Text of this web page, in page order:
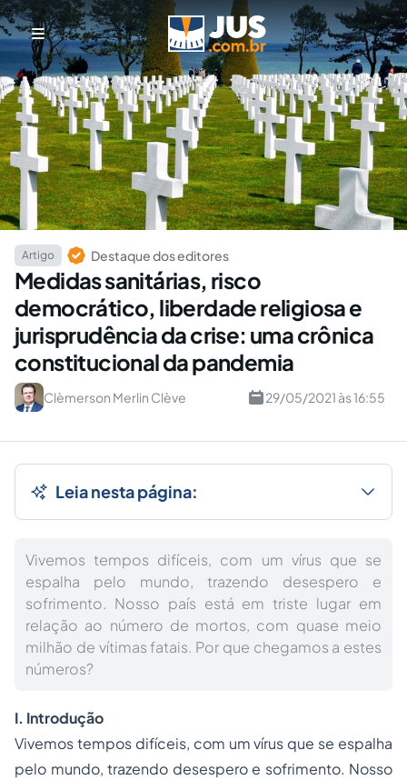
Artigo Destaque dos editores
Medidas sanitárias, risco
democrático, liberdade religiosa e
jurisprudência da crise: uma crônica
constitucional da pandemia
Clèmerson Merlin Clève 29/05/2021 às 16:55
Leia nesta página:
Vivemos tempos difíceis, com um vírus que se
espalha pelo mundo, trazendo desespero e
sofrimento. Nosso país está em triste lugar em
relação ao número de mortos, com quase meio
milhão de vítimas fatais. Por que chegamos a estes
números?
I. Introdução
Vivemos tempos difíceis, com um vírus que se espalha
pelo mundo, trazendo desespero e sofrimento. Nosso